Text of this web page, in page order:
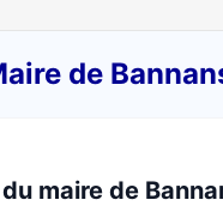
de
maire de